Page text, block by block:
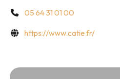
05 64 31 01 00
https://www.catie.fr/